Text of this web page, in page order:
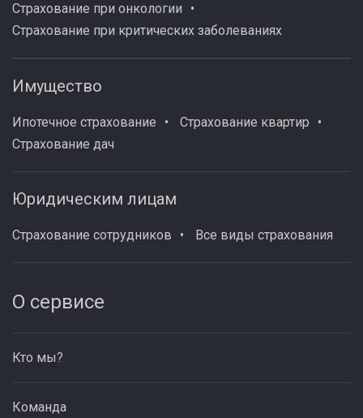
Страхование при онкологии
Страхование при критических заболеваниях
Имущество
Ипотечное страхование
Страхование квартир
Страхование дач
Юридическим лицам
Страхование сотрудников Все виды страхования
О сервисе
Кто мы?
Команда